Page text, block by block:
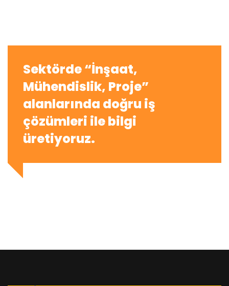
Sektörde “İnşaat,
Mühendislik, Proje”
alanlarında doğru iş
çözümleri ile bilgi
üretiyoruz.